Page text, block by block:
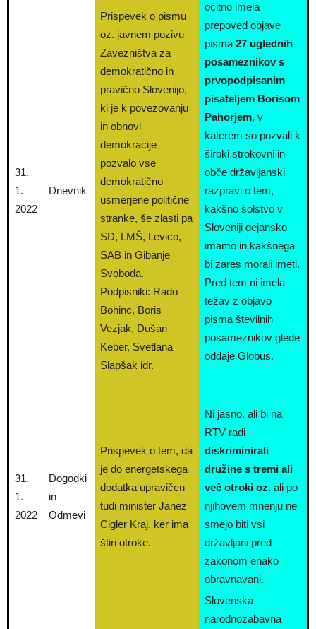
31.
1.
2022
Dnevnik
Prispevek o pismu
oz. javnem pozivu
Zavezništva za
demokratično in
pravično Slovenijo,
ki je k povezovanju
in obnovi
demokracije
pozvalo vse
demokratično
usmerjene politične
stranke, še zlasti pa
SD, LMŠ, Levico,
SAB in Gibanje
Svoboda.
Podpisniki: Rado
Bohinc, Boris
Vezjak, Dušan
Keber, Svetlana
Slapšak idr.
očitno imela
prepoved objave
pisma 27 uglednih
posameznikov s
prvopodpisanim
pisateljem Borisom
Pahorjem, v
katerem so pozvali k
široki strokovni in
obče državljanski
razpravi o tem,
kakšno šolstvo v
Sloveniji dejansko
imamo in kakšnega
bi zares morali imeti.
Pred tem ni imela
težav z objavo
pisma številnih
posameznikov glede
oddaje Globus.
31.
1.
2022
Dogodki
in
Odmevi
Prispevek o tem, da
je do energetskega
dodatka upravičen
tudi minister Janez
Cigler Kraj, ker ima
štiri otroke.
Ni jasno, ali bi na
RTV radi
diskriminirali
družine s tremi ali
več otroki oz. ali po
njihovem mnenju ne
smejo biti vsi
državljani pred
zakonom enako
obravnavani.
Slovenska
narodnozabavna